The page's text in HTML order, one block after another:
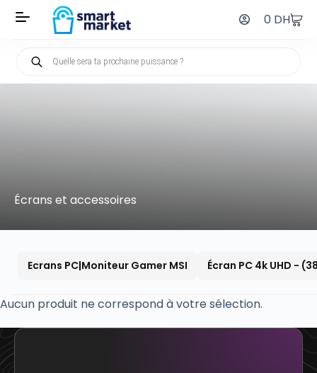
0 DH
Écrans et accessoires
Ecrans PC|Moniteur Gamer MSI Écran PC 4k UHD -
Aucun produit ne correspond à votre sélection.